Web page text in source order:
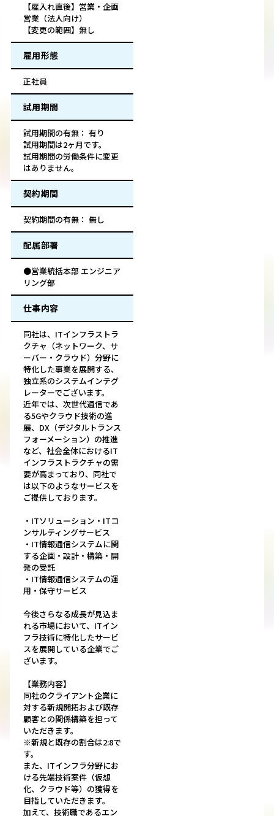
【雇入れ直後】営業・企画
営業（法人向け）
【変更の範囲】無し
雇用形態
正社員
試用期間
試用期間の有無： 有り
試用期間は2ヶ月です。
試用期間の労働条件に変更
はありません。
契約期間
契約期間の有無： 無し
配属部署
●営業統括本部 エンジニア
リング部
仕事内容
同社は、ITインフラストラ
クチャ（ネットワーク、サ
ーバー・クラウド）分野に
特化した事業を展開する、
独立系のシステムインテグ
レーターでございます。
近年では、次世代通信であ
る5Gやクラウド技術の進
展、DX（デジタルトランス
フォーメーション）の推進
など、社会全体におけるIT
インフラストラクチャの需
要が高まっており、同社で
は以下のようなサービスを
ご提供しております。
・ITソリューション・ITコ
ンサルティングサービス
・IT情報通信システムに関
する企画・設計・構築・開
発の受託
・IT情報通信システムの運
用・保守サービス
今後さらなる成長が見込ま
れる市場において、ITイン
フラ技術に特化したサービ
スを展開している企業でご
ざいます。
【業務内容】
同社のクライアント企業に
対する新規開拓および既存
顧客との関係構築を担って
いただきます。
※新規と既存の割合は2:8で
す。
また、ITインフラ分野にお
ける先端技術案件（仮想
化、クラウド等）の獲得を
目指していただきます。
加えて、技術職であるエン